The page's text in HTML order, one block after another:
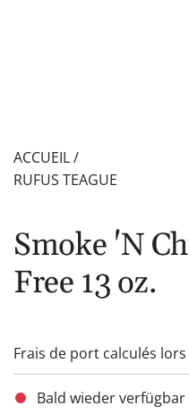
ACCUEIL/
RUFUS TEAGUE
Smoke 'N
Free 13 oz.
Frais de port calculés
Bald wieder verfügbar